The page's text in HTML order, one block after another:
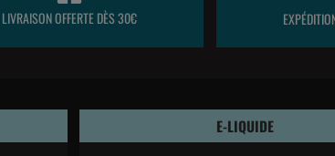
LIVRAISON OFFERTE DÈS 30€
E-LIQUIDE